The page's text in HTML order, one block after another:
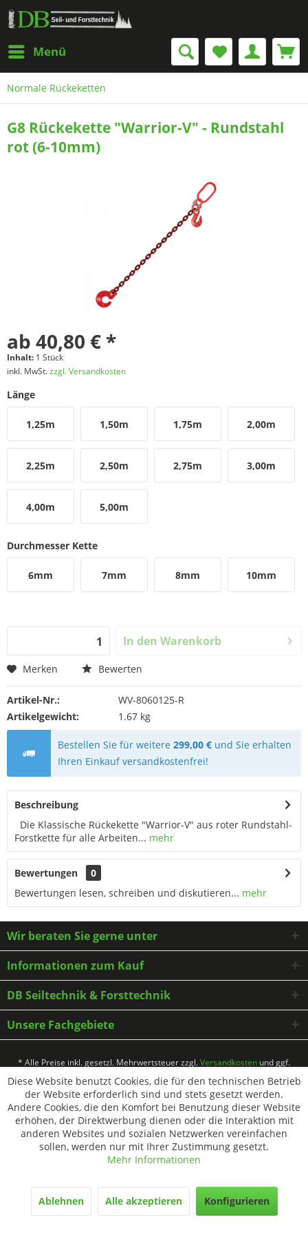
Menü
Normale Rückeketten
G8 Rückekette "Warrior-V" - Rundstahl
rot (6-10mm)
ab 40,80 € *
Inhalt: 1 Stück
inkl. MwSt.zzgl. Versandkosten
Länge
1,25m 1,50m 1,75m 2,00m
2,25m 2,50m 2,75m 3,00m
4,00m 5,00m
Durchmesser Kette
6mm 7mm 8mm 10mm
In den Warenkorb
Merken Bewerten
Artikel-Nr.:
WV-8060125-R
Artikelgewicht:
1.67 kg
Bestellen Sie für weitere299,00 € und Sie erhalten
Ihren Einkauf versandkostenfrei!
Beschreibung
Die Klassische Rückekette "Warrior-V" aus roter Rundstahl-
Forstkette für alle Arbeiten... mehr
Bewertungen
0
Bewertungen lesen, schreiben und diskutieren... mehr
Wir beraten Sie gerne unter
Informationen zum Kauf
DB Seiltechnik & Forsttechnik
Unsere Fachgebiete
* Alle Preise inkl. gesetzl. Mehrwertsteuer zzgl.Versandkosten und ggf.
Nachnahmegebühren, wenn nicht anders beschrieben
Diese Website benutzt Cookies, die für den technischen Betrieb
der Website erforderlich sind und stets gesetzt werden.
Andere Cookies, die den Komfort bei Benutzung dieser Website
erhöhen, der Direktwerbung dienen oder die Interaktion mit
anderen Websites und sozialen Netzwerken vereinfachen
sollen, werden nur mit Ihrer Zustimmung gesetzt.
Mehr Informationen
Ablehnen Alle akzeptieren Konfigurieren